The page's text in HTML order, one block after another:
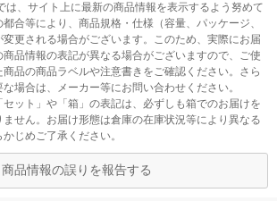
は、サイト上に最新の商品情報を表示するよう努めて
合等により、商品規格・仕様（容量、パッケージ、
更される場合がございます。このため、実際にお届
品情報の表記が異なる場合がございますので、ご使
品の商品ラベルや注意書きをご確認ください。さら
場合は、メーカー等にお問い合わせください。
ット」や「箱」の表記は、必ずしも箱でのお届けを
せん。お届け形態は倉庫の在庫状況等により異なる
じめご了承ください。
商品情報の誤りを報告する